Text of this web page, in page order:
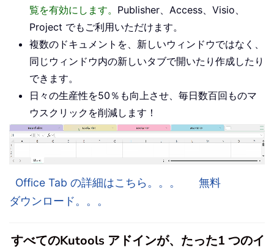
覧を有効にします。 Publisher、Access、Visio、
Project でもご利用いただけます。
複数のドキュメントを、新しいウィンドウではなく、
同じウィンドウ内の新しいタブで開いたり作成したり
できます。
日々の生産性を50％も向上させ、毎日数百回ものマ
ウスクリックを削減します！
Office Tab の詳細はこちら。。。
無料
ダウンロード。。。
すべてのKutools アドインが、たった1 つのイ